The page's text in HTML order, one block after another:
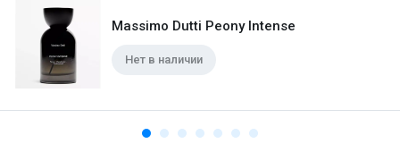
Massimo Dutti Peony Intense
Нет в наличии